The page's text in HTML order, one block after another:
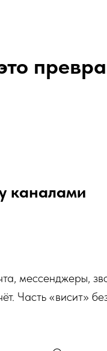
каналами
мессенджеры,
Часть «висит»